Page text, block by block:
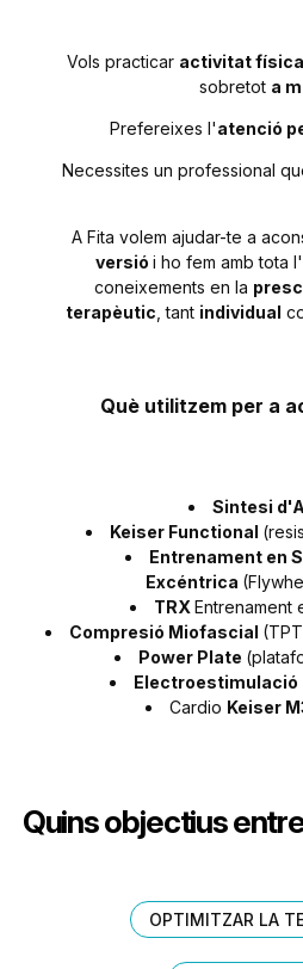
Vols practicar activitat física
sobretot a
Prefereixes l'atenció
Necessites un professional
A Fita volem ajudar-te a
versió i ho fem amb tota
coneixements en la
terapèutic, tant individual
Què utilitzem per a
Sintesi
Keiser Functional
Entrenament en
Excéntrica
TRXEntrenament
Compresió Miofascial
Power Plate
Electroestimulació
Cardio Keiser
Quins objectius
OPTIMITZAR LA